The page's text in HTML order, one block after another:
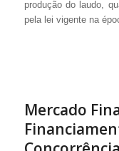
produção do laudo,
pela lei vigente na
Mercado